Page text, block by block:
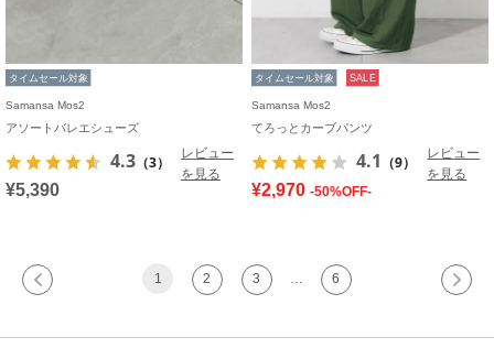
タイムセール対象
Samansa Mos2
アソートバレエシューズ
4.3 （3）
レビュー
を見る
¥5,390
タイムセール対象 SALE
Samansa Mos2
てろっとカーブパンツ
4.1 （9）
レビュー
を見る
¥2,970 -50%OFF-
1 2 3 6